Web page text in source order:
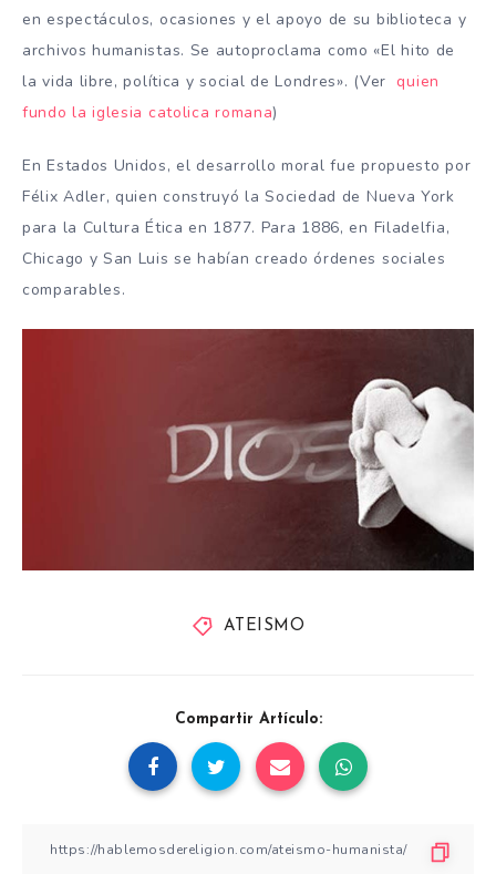
en espectáculos, ocasiones y el apoyo de su biblioteca y
archivos humanistas. Se autoproclama como «El hito de
la vida libre, política y social de Londres». (Verquien
fundo la iglesia catolica romana)
En Estados Unidos, el desarrollo moral fue propuesto por
Félix Adler, quien construyó la Sociedad de Nueva York
para la Cultura Ética en 1877. Para 1886, en Filadelfia,
Chicago y San Luis se habían creado órdenes sociales
comparables.
ATEISMO
Compartir Artículo: